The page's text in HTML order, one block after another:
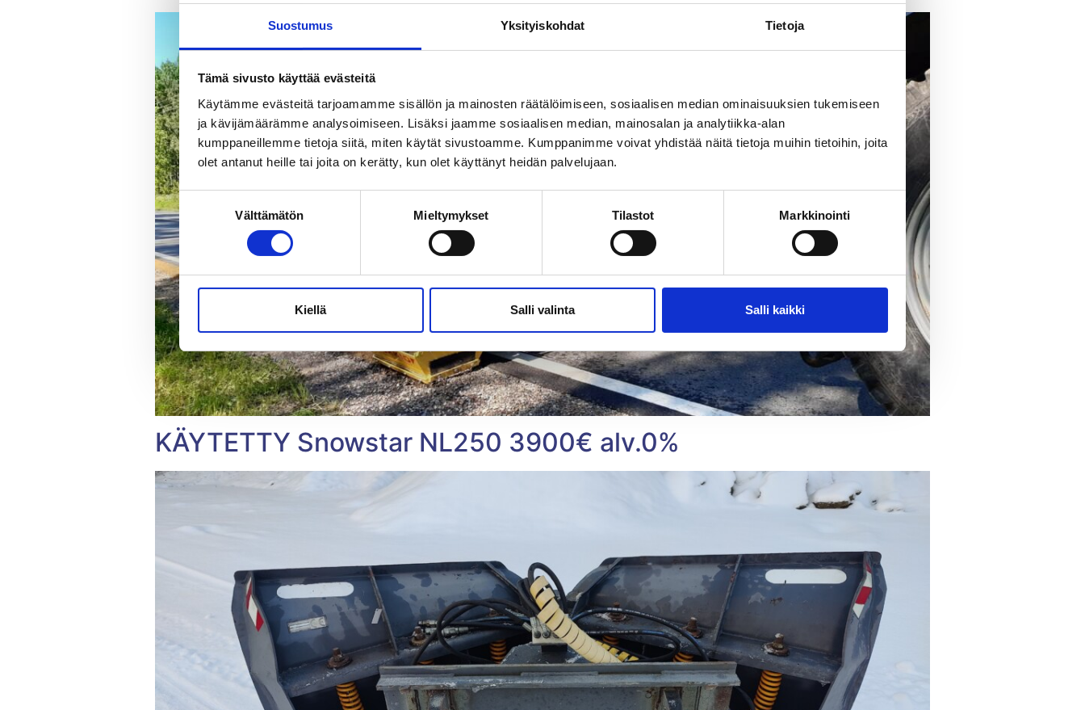
Suostumus Yksityiskohdat Tietoja
Tämä sivusto käyttää evästeitä
Käytämme evästeitä tarjoamamme sisällön ja mainosten räätälöimiseen, sosiaalisen median ominaisuuksien tukemiseen
ja kävijämäärämme analysoimiseen. Lisäksi jaamme sosiaalisen median, mainosalan ja analytiikka-alan
kumppaneillemme tietoja siitä, miten käytät sivustoamme. Kumppanimme voivat yhdistää näitä tietoja muihin tietoihin, joita
olet antanut heille tai joita on kerätty, kun olet käyttänyt heidän palvelujaan.
Suostumuksen
valinta
Välttämätön Mieltymykset Tilastot Markkinointi
Kiellä Salli valinta Salli kaikki
KÄYTETTY Snowstar NL250 3900€ alv.0%